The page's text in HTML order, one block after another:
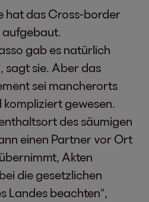
hat das Cross-border
aufgebaut.
gab es natürlich
sagt sie. Aber das
sei mancherorts
gewesen.
des säumigen
einen Partner vor Ort
Akten
die gesetzlichen
Landes beachten“,